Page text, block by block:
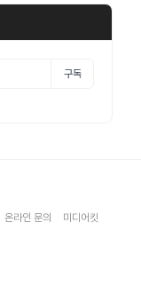
구독
온라인 문의 미디어킷